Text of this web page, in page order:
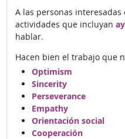
A las personas
actividades que incluyan
hablar.
Hacen bien el trabajo que
Optimism
Sincerity
Perseverance
Empathy
Orientación social
Cooperación